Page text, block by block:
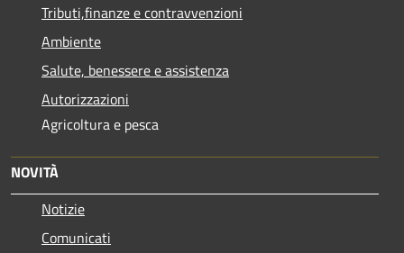
Tributi,finanze e contravvenzioni
Ambiente
Salute, benessere e assistenza
Autorizzazioni
Agricoltura e pesca
NOVITÀ
Notizie
Comunicati